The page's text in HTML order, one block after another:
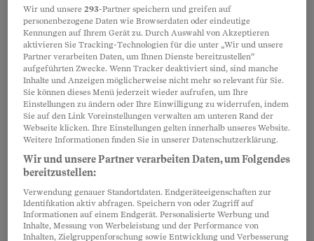
verpflichtet, auf Werbeanrufe aus
heiterem Himmel zu verzichten. Jetzt kommt die
Kehrtwende. Die Drähte dürften wieder heiss laufen.
Chantal Hebeisen
Schicksalsschlag
Zur falschen Zeit am falschen
Ort
Eine Familie wird unverschuldet in
einen tödlichen Verkehrsunfall
verwickelt. Seither geht es nur noch abwärts.
Daniel Benz
Wir und unsere293-Partner speichern und greifen auf
personenbezogene Daten wie Browserdaten oder eindeutige
Kennungen auf Ihrem Gerät zu. Durch Auswahl von Akzeptieren
aktivieren Sie Tracking-Technologien für die unter „Wir und unsere
Partner verarbeiten Daten, um Ihnen Dienste bereitzustellen“
aufgeführten Zwecke. Wenn Tracker deaktiviert sind, sind manche
Inhalte und Anzeigen möglicherweise nicht mehr so relevant für Sie.
Sie können dieses Menü jederzeit wieder aufrufen, um Ihre
Einstellungen zu ändern oder Ihre Einwilligung zu widerrufen, indem
Sie auf den Link Voreinstellungen verwalten am unteren Rand der
Webseite klicken. Ihre Einstellungen gelten innerhalb unseres Website.
Weitere Informationen finden Sie in unserer Datenschutzerklärung.
Wir und unsere Partner verarbeiten Daten, um Folgendes
bereitzustellen:
Verwendung genauer Standortdaten. Endgeräteeigenschaften zur
Identifikation aktiv abfragen. Speichern von oder Zugriff auf
Informationen auf einem Endgerät. Personalisierte Werbung und
Inhalte, Messung von Werbeleistung und der Performance von
Inhalten, Zielgruppenforschung sowie Entwicklung und Verbesserung